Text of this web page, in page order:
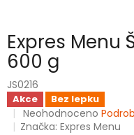
Expres Menu
600 g
JS0216
Akce Bez lepku
Průměrné
hodnocení
Neohodnoceno
Značka:Expres Menu